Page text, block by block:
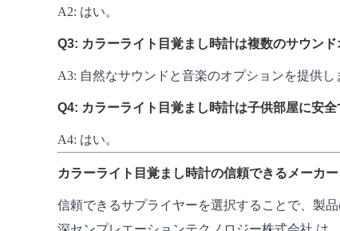
A2: はい。
Q3: カラーライト目覚まし時計は複数のサウン
A3: 自然なサウンドと音楽のオプションを提供し
Q4: カラーライト目覚まし時計は子供部屋に安全
A4: はい。
カラーライト目覚まし時計の信頼できるメーカ
信頼できるサプライヤーを選択することで、製